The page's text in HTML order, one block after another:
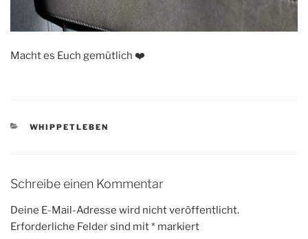
Macht es Euch gemütlich ❤️
KATEGORIEN
WHIPPETLEBEN
Schreibe einen Kommentar
Deine E-Mail-Adresse wird nicht veröffentlicht.
Erforderliche Felder sind mit* markiert